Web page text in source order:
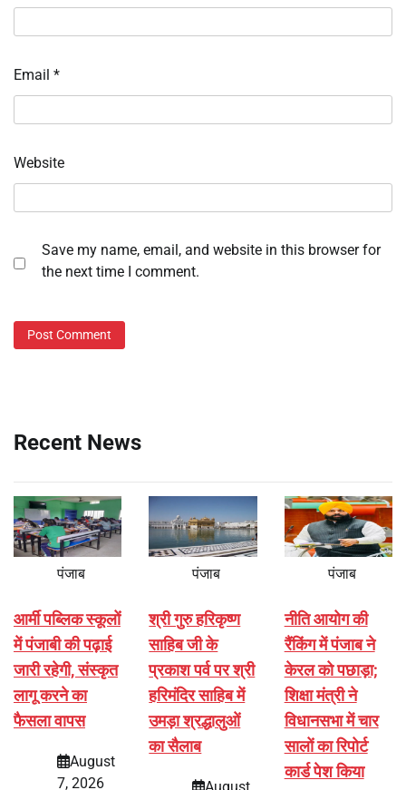
Email *
Website
Save my name, email, and website in this browser for
the next time I comment.
Recent News
पंजाब
आर्मी पब्लिक स्कूलों
में पंजाबी की पढ़ाई
जारी रहेगी, संस्कृत
लागू करने का
फैसला वापस
August
7, 2026
पंजाब
श्री गुरु हरिकृष्ण
साहिब जी के
प्रकाश पर्व पर श्री
हरिमंदिर साहिब में
उमड़ा श्रद्धालुओं
का सैलाब
पंजाब
नीति आयोग की
रैंकिंग में पंजाब ने
केरल को पछाड़ा;
शिक्षा मंत्री ने
विधानसभा में चार
सालों का रिपोर्ट
कार्ड पेश किया